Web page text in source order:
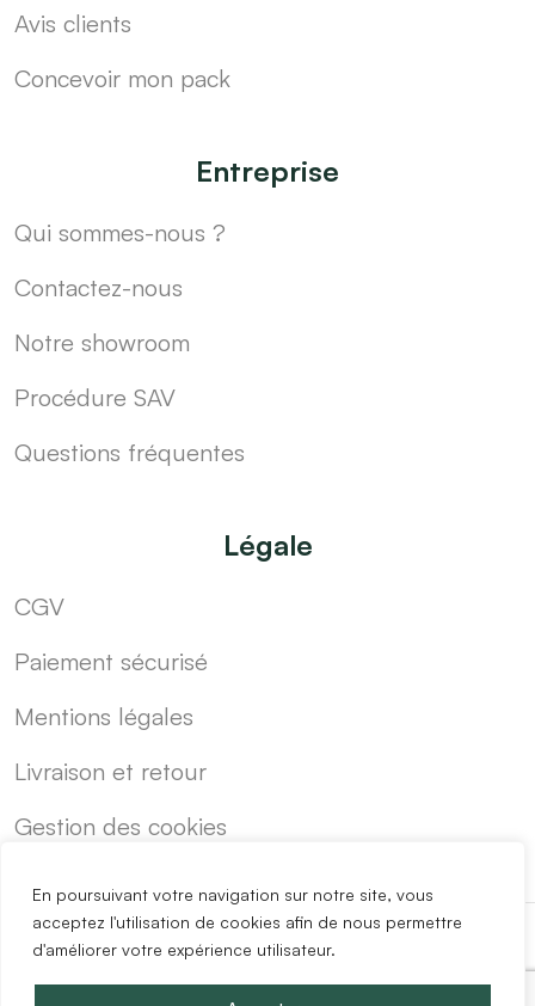
En poursuivant votre navigation sur notre site, vous
acceptez l'utilisation de cookies afin de nous permettre
d'améliorer votre expérience utilisateur.
Avis clients
Concevoir mon pack
Entreprise
Qui sommes-nous ?
Contactez-nous
Notre showroom
Procédure SAV
Questions fréquentes
Légale
CGV
Paiement sécurisé
Mentions légales
Livraison et retour
Gestion des cookies
-